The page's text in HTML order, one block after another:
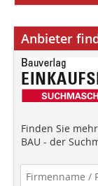
Anbieter
Finden Sie
BAU - der